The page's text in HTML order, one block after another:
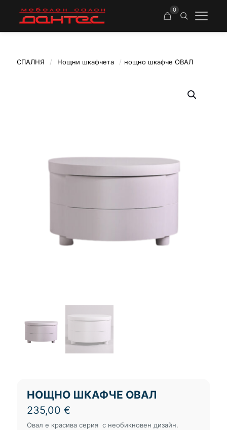
0
СПАЛНЯ / Нощни шкафчета / нощно шкафче ОВАЛ
НОЩНО ШКАФЧЕ ОВАЛ
235,00 €
Овал е красива серия с необикновен дизайн.